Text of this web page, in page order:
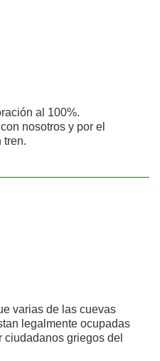
al 100%.
nosotros y por el
tren.
varias de las cuevas
legalmente ocupadas
griegos del